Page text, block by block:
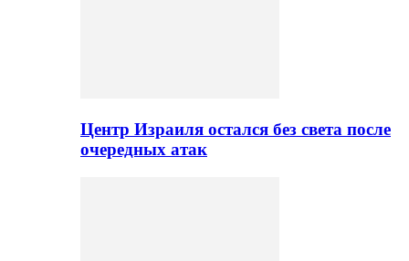
Центр Израиля остался без света после
очередных атак